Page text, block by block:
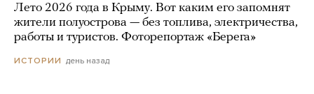
Лето 2026 года в Крыму. Вот каким его запомнят
жители полуострова — без топлива, электричества,
работы и туристов. Фоторепортаж «Берега»
ИСТОРИИ день назад